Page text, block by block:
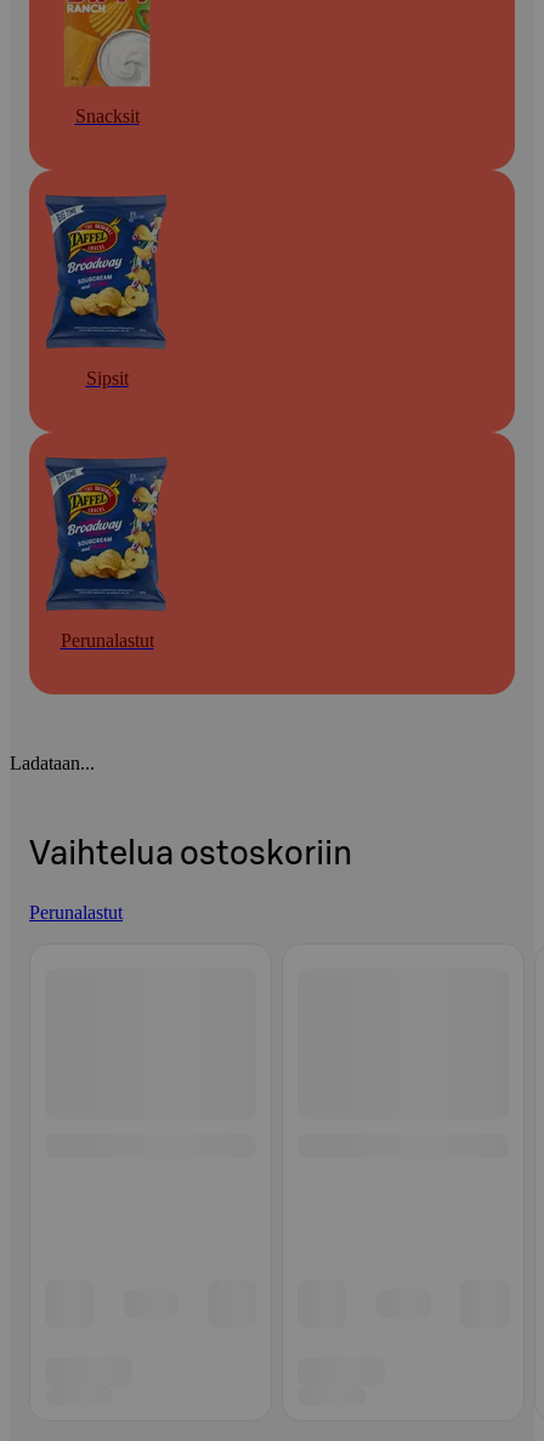
Snacksit
Sipsit
Perunalastut
Ladataan...
Vaihtelua ostoskoriin
Perunalastut